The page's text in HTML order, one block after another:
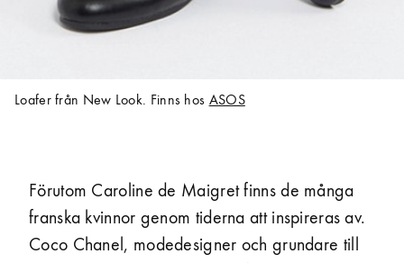
Loafer från New Look. Finns hos ASOS
Förutom Caroline de Maigret finns de många
franska kvinnor genom tiderna att inspireras av.
Coco Chanel, modedesigner och grundare till